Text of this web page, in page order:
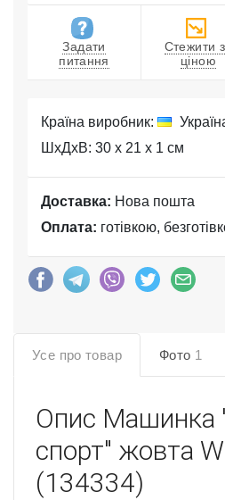
Задати
питання
Стежити
ціною
Країна виробник:
ШхДхВ: 30 x 21 x 1 см
Доставка: Нова пошта
Оплата: готівкою,
Усе про товар Фото 1
Опис Машинка
спорт" жовта
(134334)